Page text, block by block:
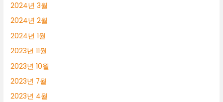
2024년 3월
2024년 2월
2024년 1월
2023년 11월
2023년 10월
2023년 7월
2023년 4월